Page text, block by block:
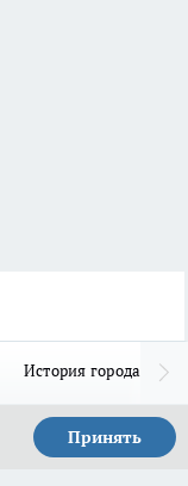
История города Н
Принять